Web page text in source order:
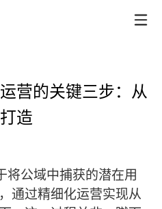
营的关键三步：从
造
将公域中捕获的潜在用
通过精细化运营实现从